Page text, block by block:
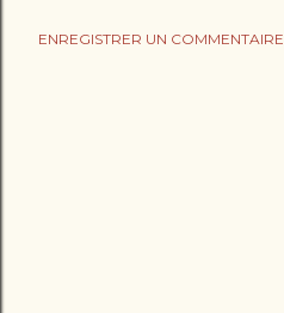
ENREGISTRER UN COMMENTAIRE